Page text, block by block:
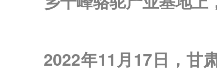
2022年11月17日，甘